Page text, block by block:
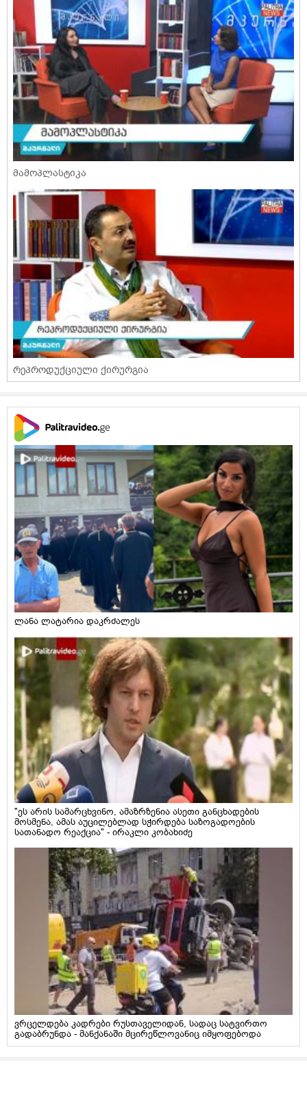
მამოპლასტიკა
რეპროდუქციული ქირურგია
ლანა ლატარია დაკრძალეს
"ეს არის სამარცხვინო, ამაზრზენია ასეთი განცხადების
მოსმენა, ამას აუცილებლად სჭირდება საზოგადოების
სათანადო რეაქცია" - ირაკლი კობახიძე
ვრცელდება კადრები რუსთაველიდან, სადაც სატვირთო
გადაბრუნდა - მანქანაში მცირეწლოვანიც იმყოფებოდა